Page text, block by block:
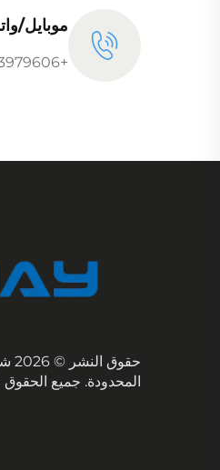
موبايل/
+86-18123979606
المحدودة. جميع